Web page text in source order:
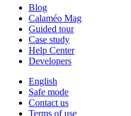
Blog
Calaméo Mag
Guided tour
Case study
Help Center
Developers
English
Safe mode
Contact us
Terms of use